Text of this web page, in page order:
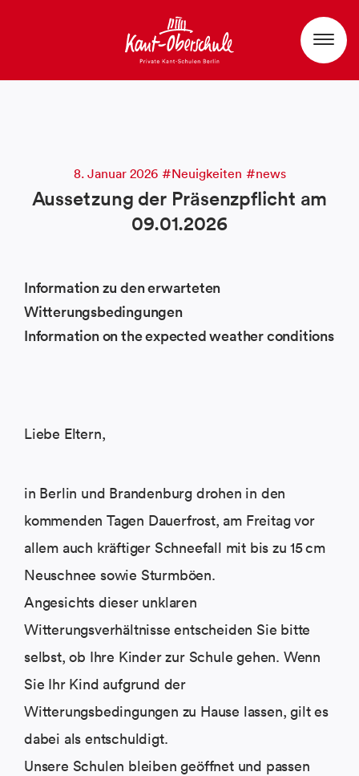
8. Januar 2026 Neuigkeiten news
Aussetzung der Präsenzpflicht am
09.01.2026
Information zu den erwarteten
Witterungsbedingungen
Information on the expected weather conditions
Liebe Eltern,
in Berlin und Brandenburg drohen in den
kommenden Tagen Dauerfrost, am Freitag vor
allem auch kräftiger Schneefall mit bis zu 15 cm
Neuschnee sowie Sturmböen.
Angesichts dieser unklaren
Witterungsverhältnisse entscheiden Sie bitte
selbst, ob Ihre Kinder zur Schule gehen. Wenn
Sie Ihr Kind aufgrund der
Witterungsbedingungen zu Hause lassen, gilt es
dabei als entschuldigt.
Unsere Schulen bleiben geöffnet und passen